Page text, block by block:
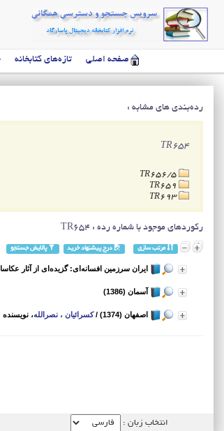
صفحه اصلی تازه‌های کتابخانه
رده‌بندی های مشابه :
TR654
TR693
رکوردهای موجود با شماره رده : TR654
مرتب سازی درج پیشنهاد خرید پالایش جستجو
ایران سرزمین افسانه‌ای: گزیده‌ای از آثار عکاسان
آسمان (1386)
اصفهان (1374) /کسرائیان ، نصرالله، نویسنده
انتخاب زبان :